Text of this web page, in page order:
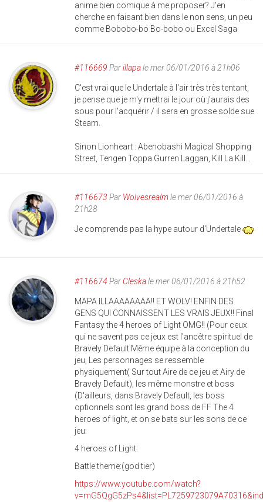
anime bien comique à me proposer? J'en
cherche en faisant bien dans le non sens, un peu
comme Bobobo-bo Bo-bobo ou Excel Saga
#116669 Parillapale mer 06/01/2016 à 21h06
C'est vrai que le Undertale à l'air très très tentant,
je pense que je m'y mettrai le jour où j'aurais des
sous pour l'acquérir / il sera en grosse solde sue
Steam.
Sinon Lionheart : Abenobashi Magical Shopping
Street, Tengen Toppa Gurren Laggan, Kill La Kill...
#116673 Par Wolvesrealmle mer 06/01/2016 à
21h28
Je comprends pas la hype autour d'Undertale
#116674 Par Cleskale mer 06/01/2016 à 21h52
MAPA ILLAAAAAAAA!! ET WOLV! ENFIN DES
GENS QUI CONNAISSENT LES VRAIS JEUX!! Final
Fantasy the 4 heroes of Light OMG!! (Pour ceux
qui ne savent pas ce jeux est l'ancêtre spirituel de
Bravely Default:Même équipe à la conception du
jeu, Les personnages se ressemble
physiquement( Sur tout Aire de ce jeu et Airy de
Bravely Default), les même monstre et boss
(D'ailleurs, dans Bravely Default, les boss
optionnels sont les grand boss de FF The 4
heroes of light, et on se bats sur les sons de ce
jeu:
4 heroes of Light:
Battle theme:(god tier)
https://www.youtube.com/watch?